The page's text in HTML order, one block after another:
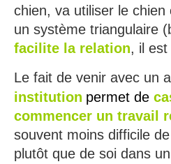
chien, va utiliser le
un système triangulaire
facilite la relation, il est
Le fait de venir avec un
institution permet de
commencer un travail
souvent moins difficile
plutôt que de soi dans